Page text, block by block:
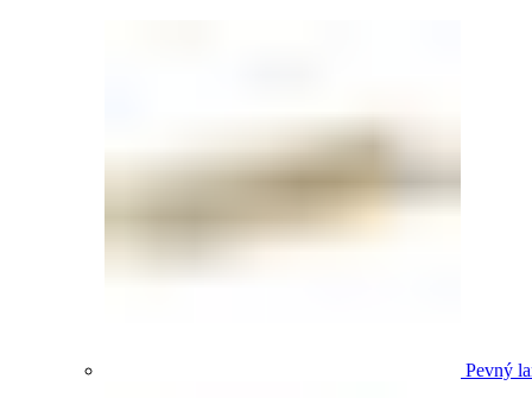
Pevný